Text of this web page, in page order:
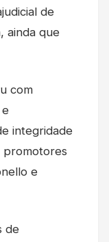
de
ainda que
com
integridade
promotores
e
de